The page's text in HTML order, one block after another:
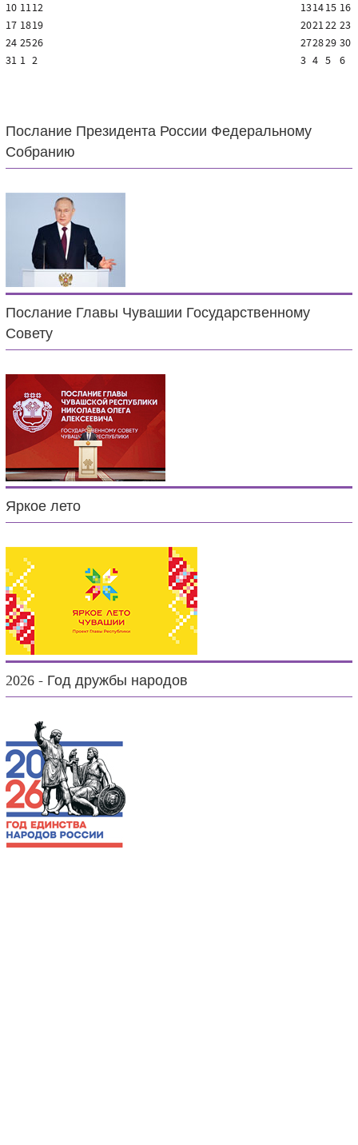
10 1112 131415 16
17 1819 202122 23
24 2526 272829 30
31 1 2 3 4 5 6
Послание Президента России Федеральному
Собранию
Послание Главы Чувашии Государственному
Совету
Яркое лето
2026 - Год дружбы народов